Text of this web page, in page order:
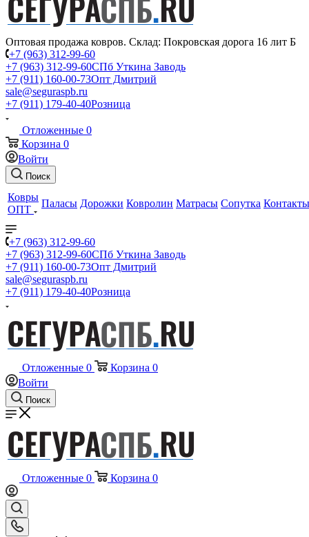
Оптовая продажа ковров. Склад: Покровская дорога 16 лит Б
+7 (963) 312-99-60
+7 (963) 312-99-60СПб Уткина Заводь
+7 (911) 160-00-73Опт Дмитрий
sale@seguraspb.ru
+7 (911) 179-40-40Розница
Отложенные 0
Корзина 0
Войти
Поиск
Ковры
ОПТ
Паласы Дорожки Ковролин Матрасы Сопутка Контакты
+7 (963) 312-99-60
+7 (963) 312-99-60СПб Уткина Заводь
+7 (911) 160-00-73Опт Дмитрий
sale@seguraspb.ru
+7 (911) 179-40-40Розница
Отложенные 0 Корзина 0
Войти
Поиск
Отложенные 0 Корзина 0